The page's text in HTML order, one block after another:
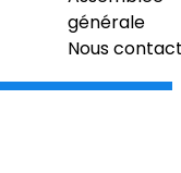
générale
Nous